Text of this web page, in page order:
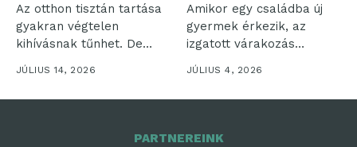
Az otthon tisztán tartása
gyakran végtelen
kihívásnak tűnhet. De
vajon miért olyan...
JÚLIUS 14, 2026
Amikor egy családba új
gyermek érkezik, az
izgatott várakozás
időszaka veszi kezdetét....
JÚLIUS 4, 2026
PARTNEREINK